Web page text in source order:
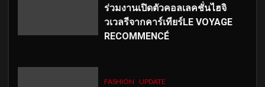
ร่วมงานเปิดตัวคอลเลคชั่นไฮจิ
วเวลรีจากคาร์เทียร์LE VOYAGE
RECOMMENCÉ
FASHION UPDATE